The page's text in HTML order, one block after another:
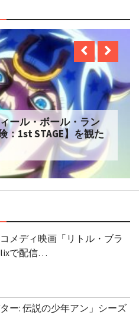
ール・ボール・ラン
：1st STAGE】を観た
メディ映画「リトル・ブラ
で配信…
ー: 伝説の少年アン」シーズ